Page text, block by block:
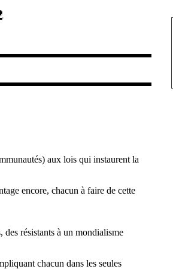
aux lois qui instaurent la
encore, chacun à faire de cette
des résistants à un mondialisme
chacun dans les seules